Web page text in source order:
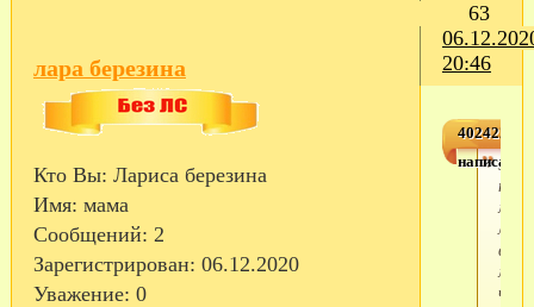
63
20:46
лара березина
Кто Вы: Лариса березина
Имя: мама
Сообщений: 2
Зарегистрирован: 06.12.2020
Уважение: 0
мой
в